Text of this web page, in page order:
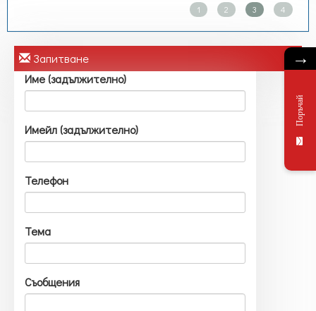
1 2 3 4
Запитване
Име (задължително)
Имейл (задължително)
Телефон
Тема
Съобщения
→
Поръчай